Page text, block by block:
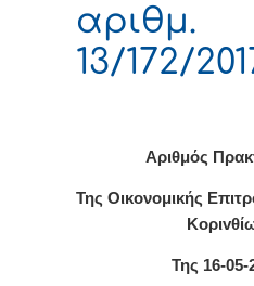
αριθμ.
13/172/
Αριθμός
Της Οικονομικής
Της 16-05-